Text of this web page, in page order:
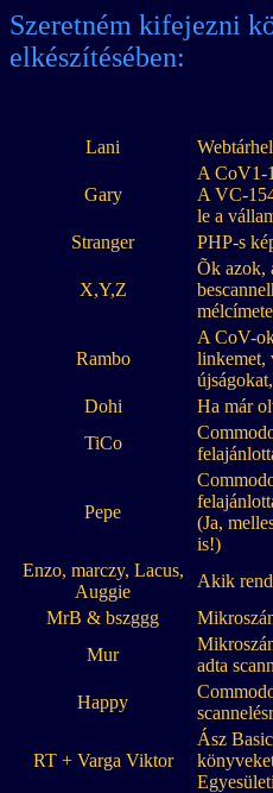
Szeretném kifejezni
elkészítésében:
Lani
Gary
A CoV1-
A VC-
le a
Stranger
PHP-s
X,Y,Z
Õk azok,
Rambo
A CoV-
linkemet,
Dohi
Ha már
TiCo
Pepe
(Ja,
is!)
Enzo, marczy, Lacus,
Auggie
Akik
MrB & bszggg
Mur
adta
Happy
RT + Varga Viktor
Ász